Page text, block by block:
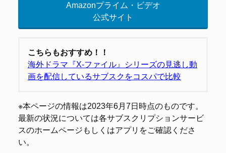
Amazonプライム・ビデオ
公式サイト
こちらもおすすめ！！
海外ドラマ『X-ファイル』シリーズの見逃し動
画を配信しているサブスクをコスパで比較
※本ページの情報は2023年6月7日時点のものです。
最新の状況については各サブスクリプションサービ
スのホームページもしくはアプリをご確認くださ
い。